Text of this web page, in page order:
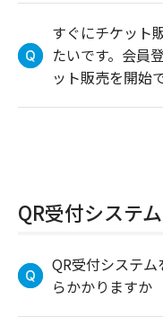
すぐにチケット
たいです。会員
ット販売を開始
QR受付システム
QR受付システ
らかかりますか